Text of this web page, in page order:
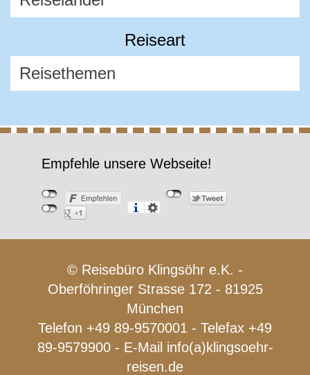
Reiseart
Empfehle unsere Webseite!
© Reisebüro Klingsöhr e.K. -
Oberföhringer Strasse 172 - 81925
München
Telefon +49 89-9570001 - Telefax +49
89-9579900 - E-Mail info(a)klingsoehr-
reisen.de